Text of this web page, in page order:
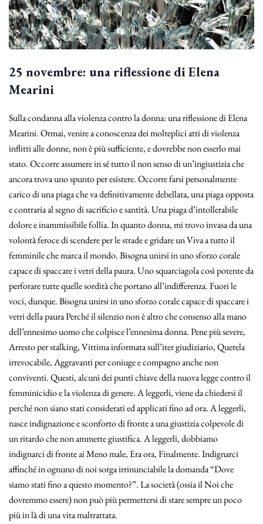
25 novembre: una riflessione di Elena
Mearini
Sulla condanna alla violenza contro la donna: una riflessione di Elena
Mearini. Ormai, venire a conoscenza dei molteplici atti di violenza
inflitti alle donne, non è più sufficiente, e dovrebbe non esserlo mai
stato. Occorre assumere in sé tutto il non senso di un’ingiustizia che
ancora trova uno spunto per esistere. Occorre farsi personalmente
carico di una piaga che va definitivamente debellata, una piaga opposta
e contraria al segno di sacrificio e santità. Una piaga d’intollerabile
dolore e inammissibile follia. In quanto donna, mi trovo invasa da una
volontà feroce di scendere per le strade e gridare un Viva a tutto il
femminile che marca il mondo. Bisogna unirsi in uno sforzo corale
capace di spaccare i vetri della paura. Uno squarciagola così potente da
perforare tutte quelle sordità che portano all’indifferenza. Fuori le
voci, dunque. Bisogna unirsi in uno sforzo corale capace di spaccare i
vetri della paura Perché il silenzio non è altro che consenso alla mano
dell’ennesimo uomo che colpisce l’ennesima donna. Pene più severe,
Arresto per stalking, Vittima informata sull’iter giudiziario, Querela
irrevocabile, Aggravanti per coniuge e compagno anche non
conviventi. Questi, alcuni dei punti chiave della nuova legge contro il
femminicidio e la violenza di genere. A leggerli, viene da chiedersi il
perché non siano stati considerati ed applicati fino ad ora. A leggerli,
nasce indignazione e sconforto di fronte a una giustizia colpevole di
un ritardo che non ammette giustifica. A leggerli, dobbiamo
indignarci di fronte ai Meno male, Era ora, Finalmente. Indignarci
affinché in ognuno di noi sorga irrinunciabile la domanda “Dove
siamo stati fino a questo momento?”. La società (ossia il Noi che
dovremmo essere) non può più permettersi di stare sempre un poco
più in là di una vita maltrattata.